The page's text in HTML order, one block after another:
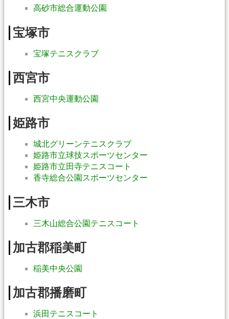
高砂市総合運動公園
宝塚市
宝塚テニスクラブ
西宮市
西宮中央運動公園
姫路市
城北グリーンテニスクラブ
姫路市立球技スポーツセンター
姫路市立田寺テニスコート
香寺総合公園スポーツセンター
三木市
三木山総合公園テニスコート
加古郡稲美町
稲美中央公園
加古郡播磨町
浜田テニスコート